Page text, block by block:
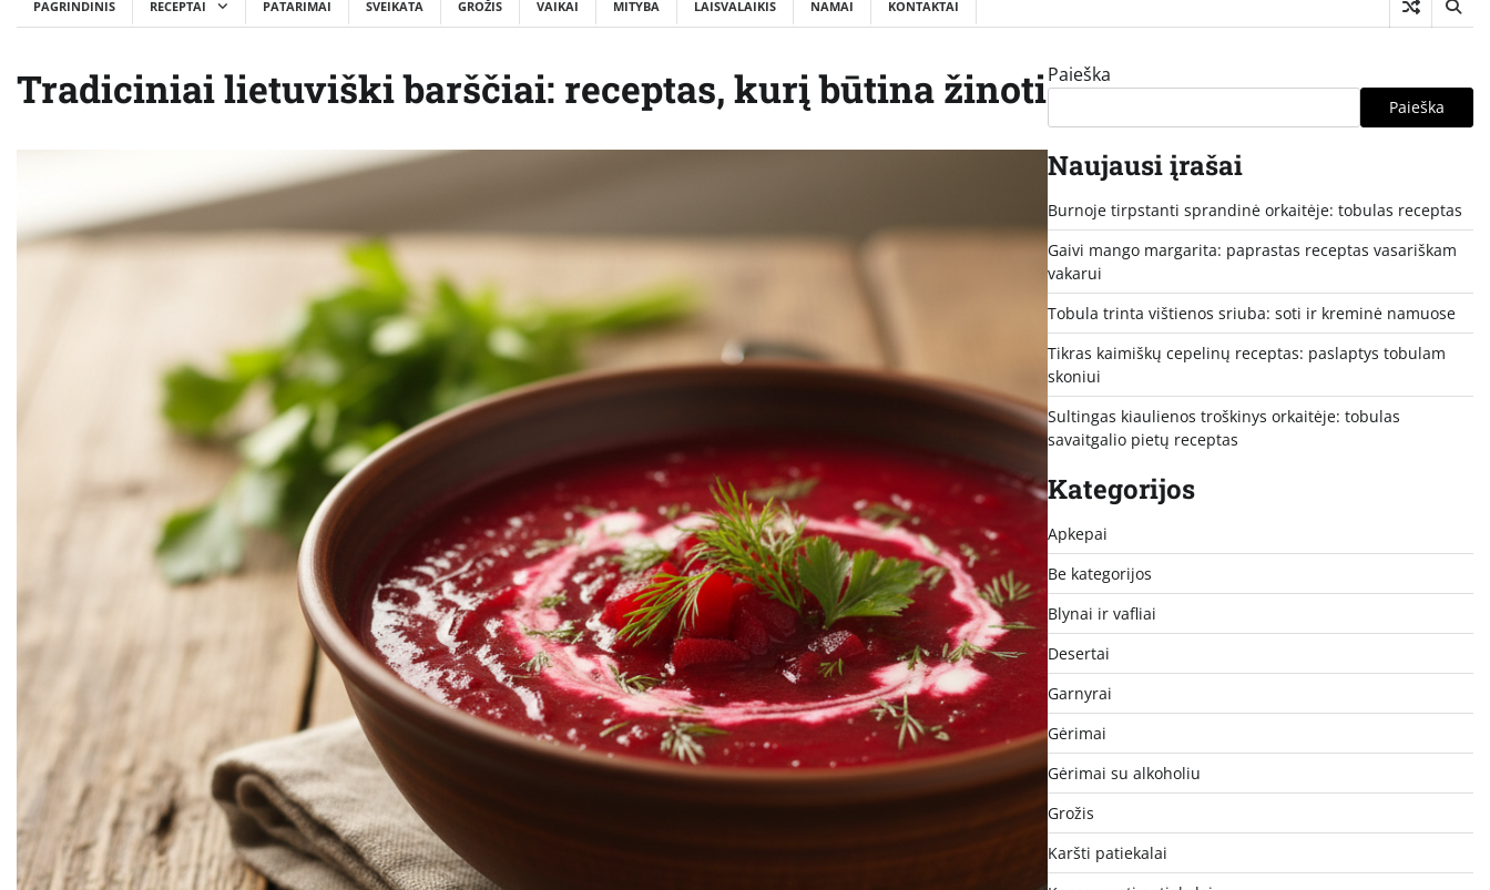
PAGRINDINIS RECEPTAI PATARIMAI SVEIKATA GROŽIS VAIKAI MITYBA LAISVALAIKIS NAMAI KONTAKTAI
Tradiciniai lietuviški barščiai: receptas, kurį būtina žinotiPaieška
Paieška
Naujausi įrašai
Burnoje tirpstanti sprandinė orkaitėje: tobulas receptas
Gaivi mango margarita: paprastas receptas vasariškam
vakarui
Tobula trinta vištienos sriuba: soti ir kreminė namuose
Tikras kaimiškų cepelinų receptas: paslaptys tobulam
skoniui
Sultingas kiaulienos troškinys orkaitėje: tobulas
savaitgalio pietų receptas
Kategorijos
Apkepai
Be kategorijos
Blynai ir vafliai
Desertai
Garnyrai
Gėrimai
Gėrimai su alkoholiu
Grožis
Karšti patiekalai